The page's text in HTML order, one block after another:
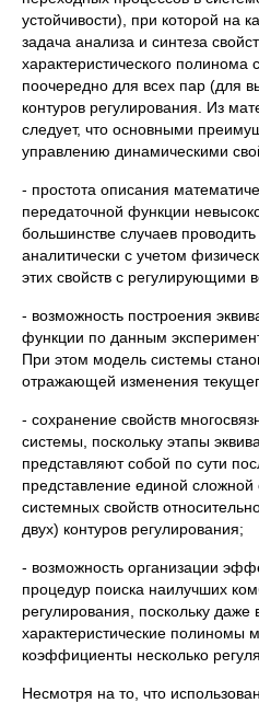
устойчивости), при которой на
задача анализа и синтеза
характеристического полинома
поочередно для всех пар (для
контуров регулирования. Из
следует, что основными
управлению динамическими
- простота описания
передаточной функции
большинстве случаев
аналитически с учетом
этих свойств с регулирующими
- возможность построения
функции по данным
При этом модель системы
отражающей изменения
- сохранение свойств
системы, поскольку этапы
представляют собой по сути
представление единой
системных свойств
двух) контуров регулирования;
- возможность организации
процедур поиска наилучших
регулирования, поскольку
характеристические полиномы
коэффициенты несколько
Несмотря на то, что